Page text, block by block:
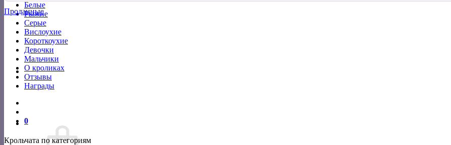
Белые
Рыжие
Серые
Вислоухие
Короткоухие
Девочки
Мальчики
О кроликах
Отзывы
Награды
0
Проданные
Крольчата по категориям